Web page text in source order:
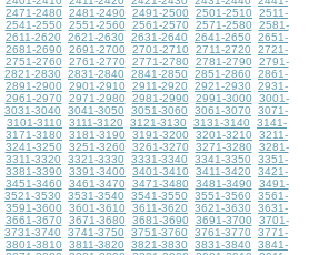
2471-2480 2481-2490 2491-2500 2501-2510
2511-
2541-2550 2551-2560 2561-2570 2571-2580
2581-
2611-2620 2621-2630 2631-2640 2641-2650
2651-
2681-2690 2691-2700 2701-2710 2711-2720
2721-
2751-2760 2761-2770 2771-2780 2781-2790
2791-
2821-2830 2831-2840 2841-2850 2851-2860
2861-
2891-2900 2901-2910 2911-2920 2921-2930
2931-
2961-2970 2971-2980 2981-2990 2991-3000
3001-
3031-3040 3041-3050 3051-3060 3061-3070
3071-
3101-3110 3111-3120 3121-3130 3131-3140
3141-
3171-3180 3181-3190 3191-3200 3201-3210
3211-
3241-3250 3251-3260 3261-3270 3271-3280
3281-
3311-3320 3321-3330 3331-3340 3341-3350
3351-
3381-3390 3391-3400 3401-3410 3411-3420
3421-
3451-3460 3461-3470 3471-3480 3481-3490
3491-
3521-3530 3531-3540 3541-3550 3551-3560
3561-
3591-3600 3601-3610 3611-3620 3621-3630
3631-
3661-3670 3671-3680 3681-3690 3691-3700
3701-
3731-3740 3741-3750 3751-3760 3761-3770
3771-
3801-3810 3811-3820 3821-3830 3831-3840
3841-